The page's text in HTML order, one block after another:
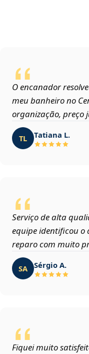
O encanador
meu banheiro no
organização, preço
TL Tatiana L.
Serviço de alta
equipe identificou o
reparo com muito
SA Sérgio A.
Fiquei muito